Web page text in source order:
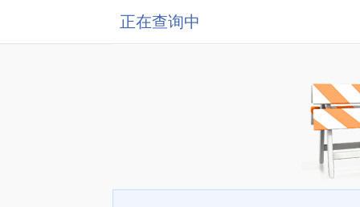
正在查询中